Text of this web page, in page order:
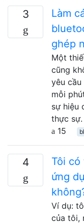
3
Làm
ghép
Một
cũng
yêu
mỗi
sự hiệu
thực
15
4
Tôi
ứng
Ví dụ:
của tôi,